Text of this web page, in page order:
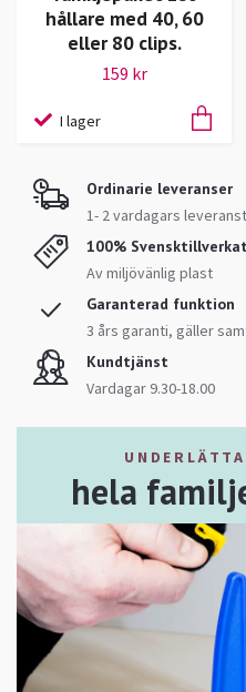
hållare med 40, 60
eller 80 clips.
159 kr
I lager
Ordinarie leveranser
1- 2 vardagars
100% Svensktillverkat
Av miljövänlig plast
Garanterad funktion
3 års garanti, gäller
Kundtjänst
Vardagar 9.30-18.00
hela